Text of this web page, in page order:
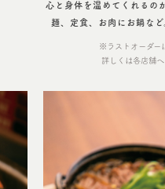
心と身体を温めてくれるの
麺、定食、お肉にお鍋など
※ラストオーダー
詳しくは各店舗